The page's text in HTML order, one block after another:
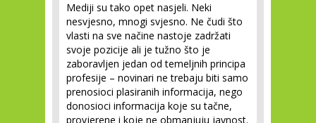
Mediji su tako opet nasjeli. Neki
nesvjesno, mnogi svjesno. Ne čudi što
vlasti na sve načine nastoje zadržati
svoje pozicije ali je tužno što je
zaboravljen jedan od temeljnih principa
profesije – novinari ne trebaju biti samo
prenosioci plasiranih informacija, nego
donosioci informacija koje su tačne,
provjerene i koje ne obmanjuju javnost.